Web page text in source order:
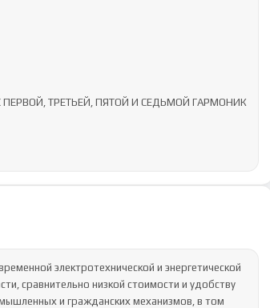
ТРЕТЬЕЙ, ПЯТОЙ И СЕДЬМОЙ ГАРМОНИК
электротехнической и энергетической
сравнительно низкой стоимости и удобству
и гражданских механизмов, в том